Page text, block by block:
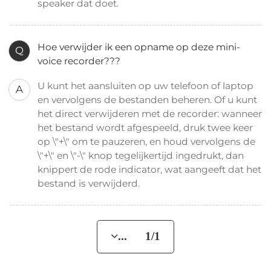
speaker dat doet.
Q
Hoe verwijder ik een opname op deze mini-
voice recorder???
A
U kunt het aansluiten op uw telefoon of laptop
en vervolgens de bestanden beheren. Of u kunt
het direct verwijderen met de recorder: wanneer
het bestand wordt afgespeeld, druk twee keer
op \"+\" om te pauzeren, en houd vervolgens de
\"+\" en \"-\" knop tegelijkertijd ingedrukt, dan
knippert de rode indicator, wat aangeeft dat het
bestand is verwijderd.
... 1/1